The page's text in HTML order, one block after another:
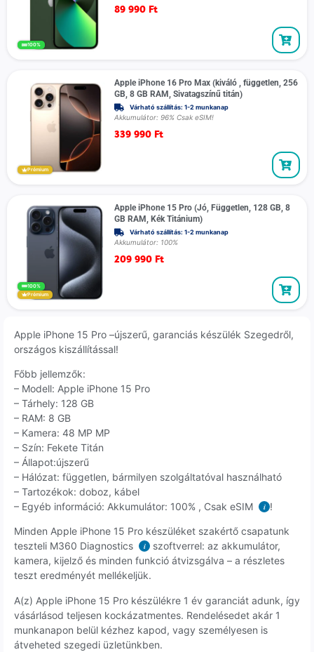
100%
89 990 Ft
Prémium
Apple iPhone 16 Pro Max (kiváló , független, 256
GB, 8 GB RAM, Sivatagszínű titán)
Várható szállítás: 1-2 munkanap
Akkumulátor: 96% Csak eSIM!
339 990 Ft
100%
Prémium
Apple iPhone 15 Pro (Jó, Független, 128 GB, 8
GB RAM, Kék Titánium)
Várható szállítás: 1-2 munkanap
Akkumulátor: 100%
209 990 Ft
Apple iPhone 15 Pro –újszerű, garanciás készülék Szegedről,
országos kiszállítással!
Főbb jellemzők:
– Modell: Apple iPhone 15 Pro
– Tárhely: 128 GB
– RAM: 8 GB
– Kamera: 48 MP MP
– Szín: Fekete Titán
– Állapot:újszerű
– Hálózat: független, bármilyen szolgáltatóval használható
– Tartozékok: doboz, kábel
– Egyéb információ: Akkumulátor: 100% , Csak eSIM
i !
Minden Apple iPhone 15 Pro készüléket szakértő csapatunk
teszteli M360 Diagnostics
i
szoftverrel: az akkumulátor,
kamera, kijelző és minden funkció átvizsgálva – a részletes
teszt eredményét mellékeljük.
A(z) Apple iPhone 15 Pro készülékre 1 év garanciát adunk, így
vásárlásod teljesen kockázatmentes. Rendelésedet akár 1
munkanapon belül kézhez kapod, vagy személyesen is
átveheted szegedi üzletünkben.